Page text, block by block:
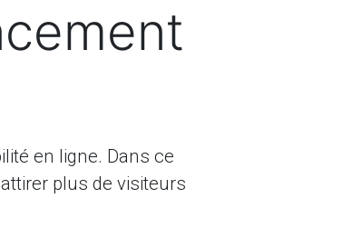
en ligne. Dans ce
plus de visiteurs